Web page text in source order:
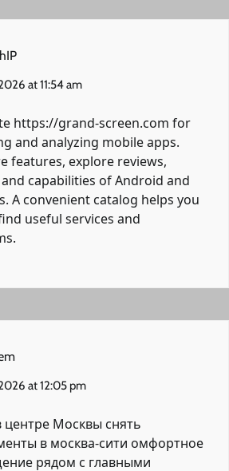
at 11:54 am
https://grand-screen.com for
and analyzing mobile apps.
features, explore reviews,
capabilities of Android and
A convenient catalog helps you
useful services and
at 12:05 pm
центре Москвы снять
в москва-сити омфортное
рядом с главными